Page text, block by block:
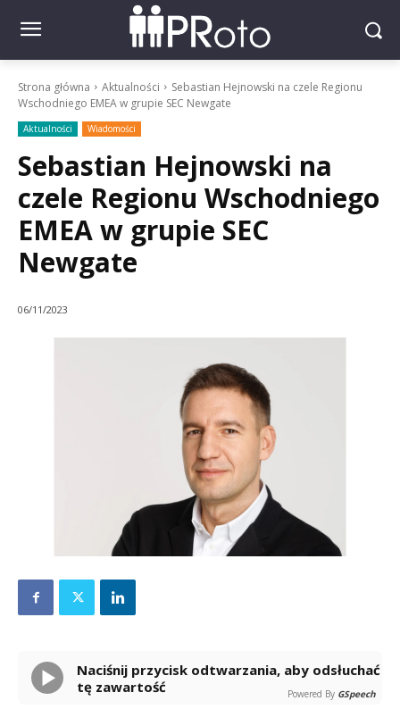
Strona główna Aktualności
Sebastian Hejnowski na czele Regionu
Wschodniego EMEA w grupie SEC Newgate
Aktualności Wiadomości
Sebastian Hejnowski na
czele Regionu Wschodniego
EMEA w grupie SEC
Newgate
06/11/2023
Naciśnij przycisk odtwarzania, aby odsłuchać
tę zawartość
Powered By GSpeech